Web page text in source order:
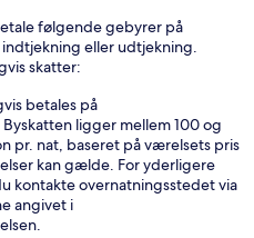
følgende gebyrer på
eller udtjekning.
skatter:
betales på
ligger mellem 100 og
pr. nat, baseret på værelsets pris
kan gælde. For yderligere
kontakte overnatningsstedet via
angivet i